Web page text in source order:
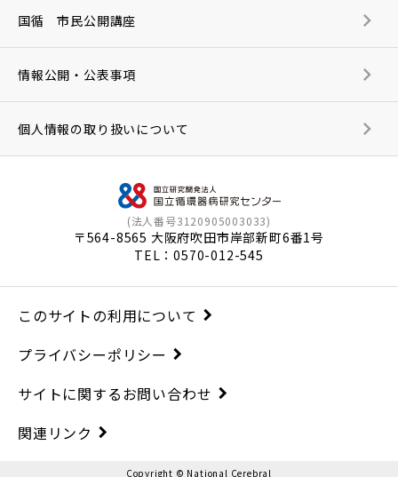
(法人番号3120905003033)
〒564-8565 大阪府吹田市岸部新町6番1号
TEL：0570-012-545
国循 市民公開講座
情報公開・公表事項
個人情報の取り扱いについて
このサイトの利用について
プライバシーポリシー
サイトに関するお問い合わせ
関連リンク
Copyright © National Cerebral